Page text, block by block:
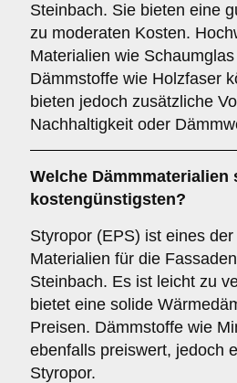
Steinbach. Sie bieten eine
zu moderaten Kosten.
Materialien wie
Dämmstoffe wie Holzfaser
bieten jedoch zusätzliche
Nachhaltigkeit oder
Welche Dämmmaterialien
kostengünstigsten?
Styropor (EPS) ist eines
Materialien für die
Steinbach. Es ist leicht zu
bietet eine solide
Preisen. Dämmstoffe wie
ebenfalls preiswert, jedoch
Styropor.